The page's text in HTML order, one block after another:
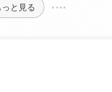
っと見る